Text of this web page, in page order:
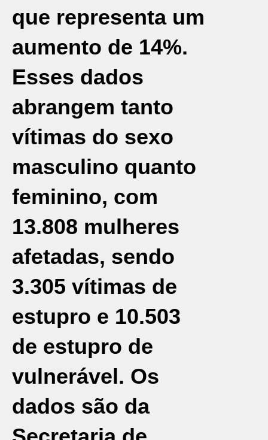
que representa um
aumento de 14%.
Esses dados
abrangem tanto
vítimas do sexo
masculino quanto
feminino, com
13.808 mulheres
afetadas, sendo
3.305 vítimas de
estupro e 10.503
de estupro de
vulnerável. Os
dados são da